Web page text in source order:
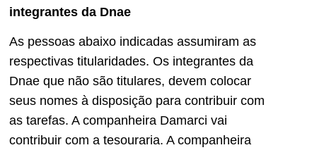
integrantes da Dnae
As pessoas abaixo indicadas assumiram as
respectivas titularidades. Os integrantes da
Dnae que não são titulares, devem colocar
seus nomes à disposição para contribuir com
as tarefas. A companheira Damarci vai
contribuir com a tesouraria. A companheira